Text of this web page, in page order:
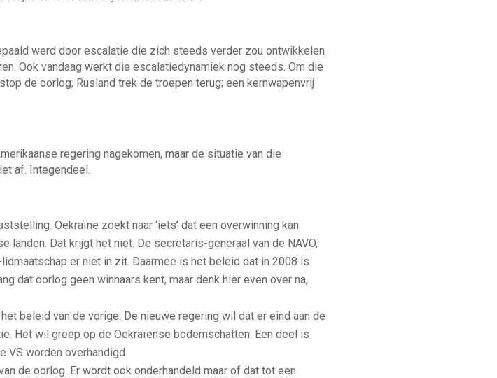
werd door escalatie die zich steeds verder zou ontwikkelen
Ook vandaag werkt die escalatiedynamiek nog steeds. Om die
de oorlog; Rusland trek de troepen terug; een kernwapenvrij
regering nagekomen, maar de situatie van die
af. Integendeel.
Oekraïne zoekt naar ‘iets’ dat een overwinning kan
landen. Dat krijgt het niet. De secretaris-generaal van de NAVO,
er niet in zit. Daarmee is het beleid dat in 2008 is
dat oorlog geen winnaars kent, maar denk hier even over na,
beleid van de vorige. De nieuwe regering wil dat er eind aan de
Het wil greep op de Oekraïense bodemschatten. Een deel is
VS worden overhandigd.
de oorlog. Er wordt ook onderhandeld maar of dat tot een